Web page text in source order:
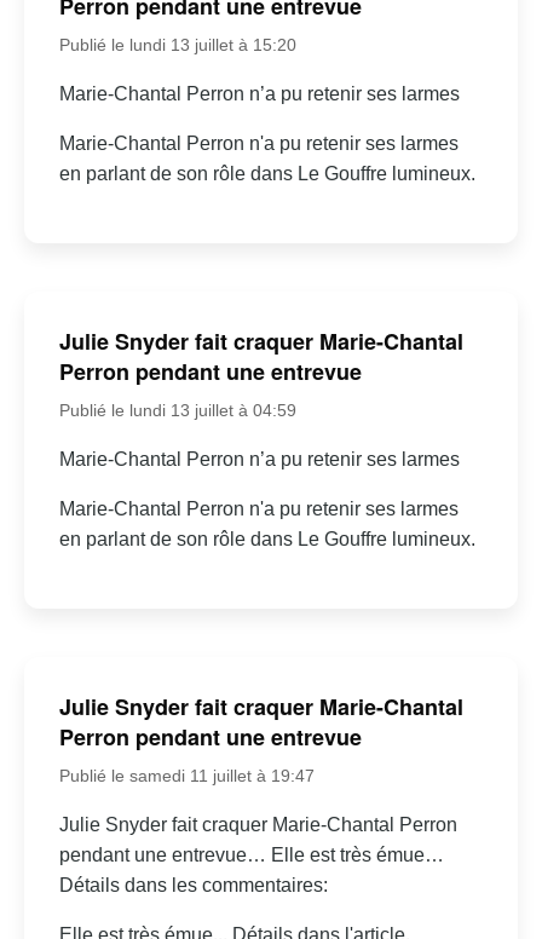
Perron pendant une entrevue
Publié le lundi 13 juillet à 15:20
Marie-Chantal Perron n’a pu retenir ses larmes
Marie-Chantal Perron n'a pu retenir ses larmes
en parlant de son rôle dans Le Gouffre lumineux.
Julie Snyder fait craquer Marie-Chantal
Perron pendant une entrevue
Publié le lundi 13 juillet à 04:59
Marie-Chantal Perron n’a pu retenir ses larmes
Marie-Chantal Perron n'a pu retenir ses larmes
en parlant de son rôle dans Le Gouffre lumineux.
Julie Snyder fait craquer Marie-Chantal
Perron pendant une entrevue
Publié le samedi 11 juillet à 19:47
Julie Snyder fait craquer Marie-Chantal Perron
pendant une entrevue… Elle est très émue…
Détails dans les commentaires:
Elle est très émue... Détails dans l'article.